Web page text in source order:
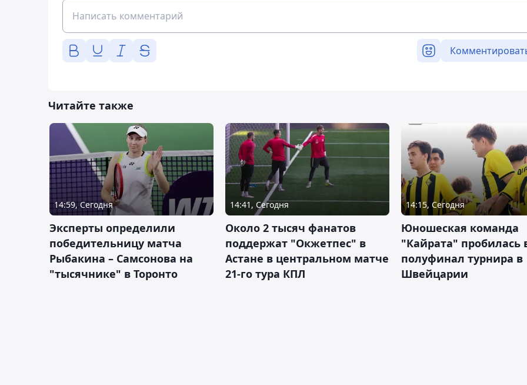
Читайте также
14:59, Сегодня
Эксперты определили
победительницу матча
Рыбакина – Самсонова на
"тысячнике" в Торонто
14:41, Сегодня
Около 2 тысяч фанатов
поддержат "Окжетпес" в
Астане в центральном матче
21-го тура КПЛ
14:15, Сегодня
Юношеская команда
"Кайрата" пробилась
полуфинал турнира в
Швейцарии